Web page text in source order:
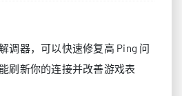
调器，可以快速修复高 Ping 问
刷新你的连接并改善游戏表